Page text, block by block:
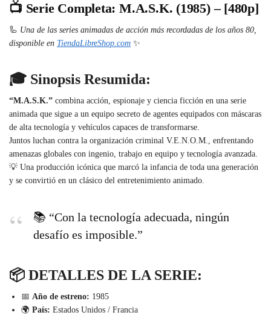
📺 Serie Completa: M.A.S.K. (1985) – [480p]
🦾 Una de las series animadas de acción más recordadas de los años 80,
disponible en TiendaLibreShop.com ✨
🎓 Sinopsis Resumida:
“M.A.S.K.” combina acción, espionaje y ciencia ficción en una serie
animada que sigue a un equipo secreto de agentes equipados con máscaras
de alta tecnología y vehículos capaces de transformarse.
Juntos luchan contra la organización criminal V.E.N.O.M., enfrentando
amenazas globales con ingenio, trabajo en equipo y tecnología avanzada.
💡 Una producción icónica que marcó la infancia de toda una generación
y se convirtió en un clásico del entretenimiento animado.
📚 “Con la tecnología adecuada, ningún
desafío es imposible.”
📦 DETALLES DE LA SERIE:
📅 Año de estreno: 1985
🌍 País: Estados Unidos / Francia